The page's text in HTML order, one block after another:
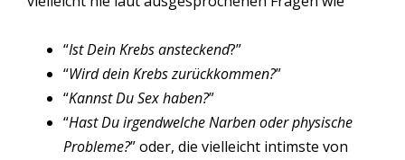
“Ist Dein Krebs ansteckend?”
“Wird dein Krebs zurückkommen?”
“Kannst Du Sex haben?”
“Hast Du irgendwelche Narben oder physische
Probleme?” oder, die vielleicht intimste von